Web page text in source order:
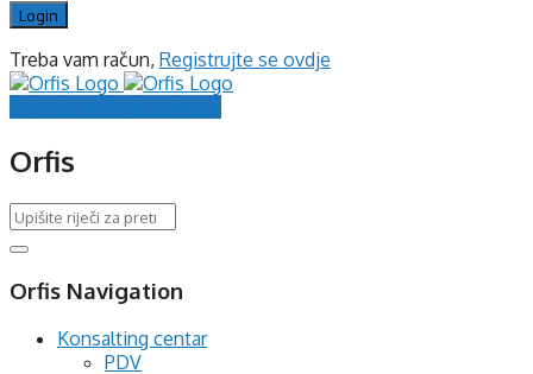
Treba vam račun, Registrujte se ovdje
Orfis
Orfis Navigation
Konsalting centar
PDV